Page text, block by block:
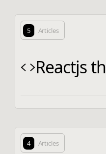
5 Articles
Reactjs th
4 Articles